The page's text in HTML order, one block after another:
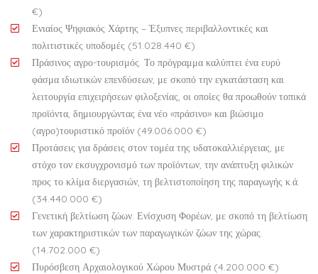
€)
Ενιαίος Ψηφιακός Χάρτης – Έξυπνες περιβαλλοντικές και
πολιτιστικές υποδομές (51.028.440 €)
Πράσινος αγρο-τουρισμός. Το πρόγραμμα καλύπτει ένα ευρύ
φάσμα ιδιωτικών επενδύσεων, με σκοπό την εγκατάσταση και
λειτουργία επιχειρήσεων φιλοξενίας, οι οποίες θα προωθούν τοπικά
προϊόντα, δημιουργώντας ένα νέο «πράσινο» και βιώσιμο
(αγρο)τουριστικό προϊόν (49.006.000 €)
Προτάσεις για δράσεις στον τομέα της υδατοκαλλιέργειας, με
στόχο τον εκσυγχρονισμό των προϊόντων, την ανάπτυξη φιλικών
προς το κλίμα διεργασιών, τη βελτιστοποίηση της παραγωγής κ.ά.
(34.440.000 €)
Γενετική βελτίωση ζώων. Ενίσχυση Φορέων, με σκοπό τη βελτίωση
των χαρακτηριστικών των παραγωγικών ζώων της χώρας.
(14.702.000 €)
Πυρόσβεση Αρχαιολογικού Χώρου Μυστρά (4.200.000 €)